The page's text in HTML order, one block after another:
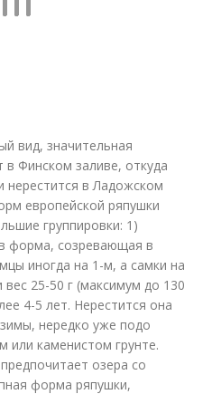
вид, значительная
в Финском заливе, откуда
нерестится в Ладожском
европейской ряпушки
группировки: 1)
форма, созревающая в
иногда на 1-м, а самки на
25-50 г (максимум до 130
4-5 лет. Нерестится она
нередко уже подо
или каменистом грунте.
озера со
форма ряпушки,